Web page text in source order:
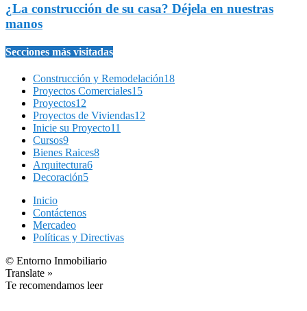
¿La construcción de su casa? Déjela en nuestras
manos
Secciones más visitadas
Construcción y Remodelación18
Proyectos Comerciales15
Proyectos12
Proyectos de Viviendas12
Inicie su Proyecto11
Cursos9
Bienes Raices8
Arquitectura6
Decoración5
Inicio
Contáctenos
Mercadeo
Políticas y Directivas
© Entorno Inmobiliario
Translate »
Te recomendamos leer